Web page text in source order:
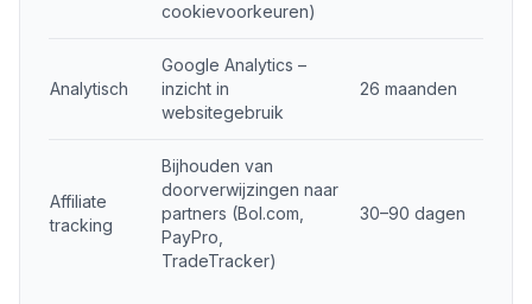
cookievoorkeuren)
Analytisch
Google Analytics –
inzicht in
websitegebruik
26 maanden
Affiliate
tracking
Bijhouden van
doorverwijzingen naar
partners (Bol.com,
PayPro,
TradeTracker)
30–90 dagen